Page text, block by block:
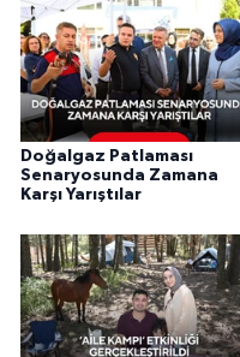
Doğalgaz Patlaması
Senaryosunda Zamana
Karşı Yarıştılar